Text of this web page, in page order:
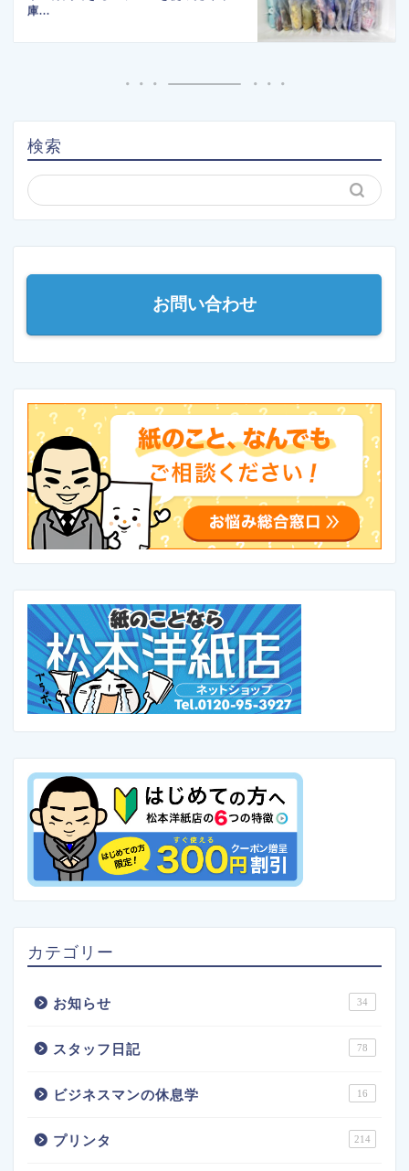
庫...
検索
お問い合わせ
カテゴリー
お知らせ 34
スタッフ日記 78
ビジネスマンの休息学 16
プリンタ 214